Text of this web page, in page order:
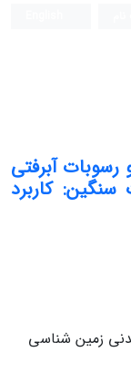
رسوبات آبرفتی
کاربرد
زمین شناسی